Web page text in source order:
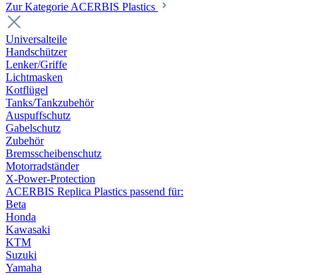
Zur Kategorie ACERBIS Plastics
Universalteile
Handschützer
Lenker/Griffe
Lichtmasken
Kotflügel
Tanks/Tankzubehör
Auspuffschutz
Gabelschutz
Zubehör
Bremsscheibenschutz
Motorradständer
X-Power-Protection
ACERBIS Replica Plastics passend für:
Beta
Honda
Kawasaki
KTM
Suzuki
Yamaha